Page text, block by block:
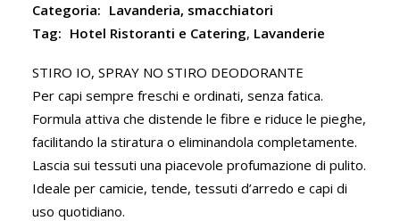
Categoria: Lavanderia, smacchiatori
Tag: Hotel Ristoranti e Catering, Lavanderie
STIRO IO, SPRAY NO STIRO DEODORANTE
Per capi sempre freschi e ordinati, senza fatica.
Formula attiva che distende le fibre e riduce le pieghe,
facilitando la stiratura o eliminandola completamente.
Lascia sui tessuti una piacevole profumazione di pulito.
Ideale per camicie, tende, tessuti d’arredo e capi di
uso quotidiano.